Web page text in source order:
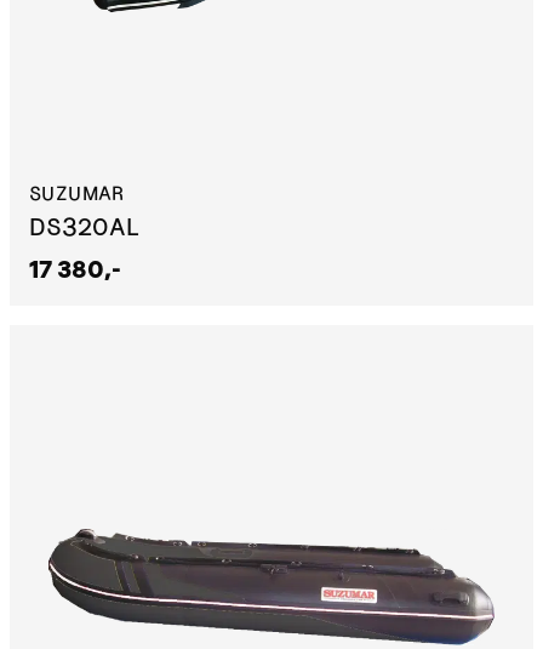
SUZUMAR
DS320AL
17 380,-